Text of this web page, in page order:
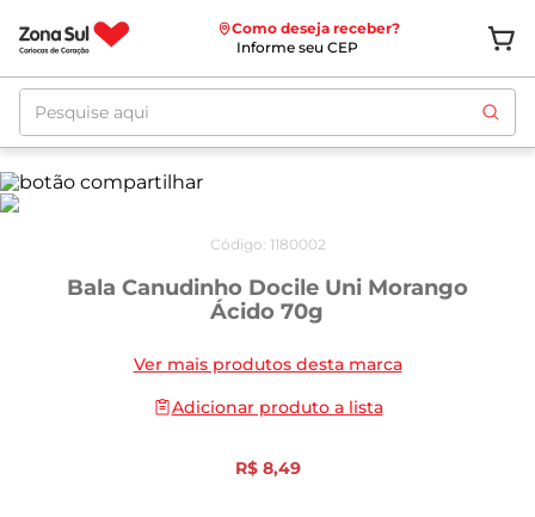
Como deseja receber?
Informe seu CEP
Pesquise aqui
Código: 1180002
Bala Canudinho Docile Uni Morango
Ácido 70g
Ver mais produtos desta marca
Adicionar produto a lista
R$ 8,49